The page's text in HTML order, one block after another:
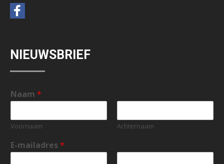
NIEUWSBRIEF
Naam *
Voornaam Achternaam
E-mailadres *